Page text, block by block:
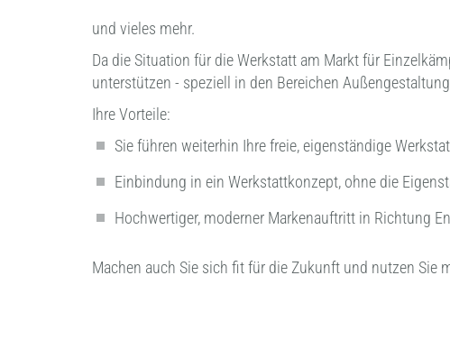
und vieles mehr.
Da die Situation für die Werkstatt am Markt für
unterstützen - speziell in den Bereichen
Ihre Vorteile:
Sie führen weiterhin Ihre freie, eigenständige
Einbindung in ein Werkstattkonzept, ohne die
Hochwertiger, moderner Markenauftritt in Richtung
Machen auch Sie sich fit für die Zukunft und nutzen Sie